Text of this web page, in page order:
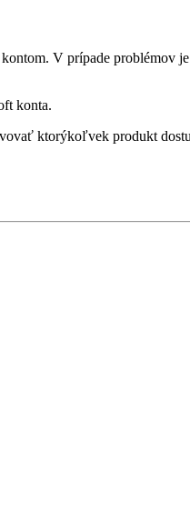
V prípade problémov
konta.
ktorýkoľvek produkt